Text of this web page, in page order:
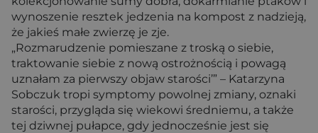
wynoszenie resztek jedzenia na kompost z nadzieją,
że jakieś małe zwierzę je zje.
„Rozmarudzenie pomieszane z troską o siebie,
traktowanie siebie z nową ostrożnością i powagą
uznałam za pierwszy objaw starości’” – Katarzyna
Sobczuk tropi symptomy powolnej zmiany, oznaki
starości, przygląda się wiekowi średniemu, a także
tej dziwnej pułapce, gdy jednocześnie jest się